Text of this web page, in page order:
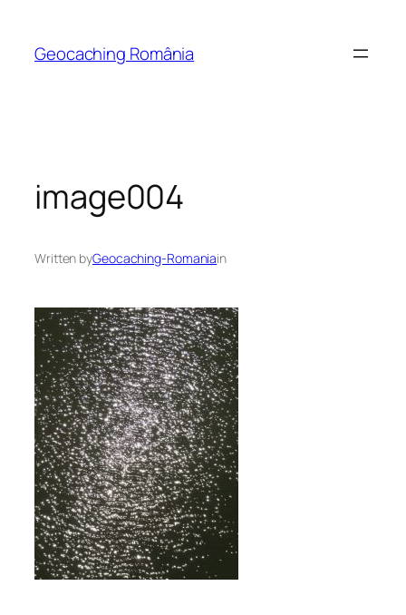
content
Geocaching România
image004
Written byGeocaching-Romaniain